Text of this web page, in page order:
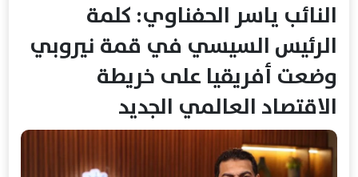
النائب ياسر الحفناوي: كلمة
الرئيس السيسي في قمة نيروبي
وضعت أفريقيا على خريطة
الاقتصاد العالمي الجديد